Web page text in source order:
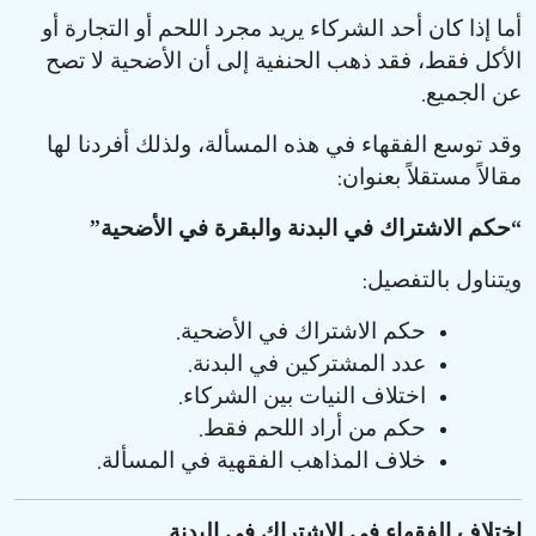
أما إذا كان أحد الشركاء يريد مجرد اللحم أو التجارة أو
الأكل فقط، فقد ذهب الحنفية إلى أن الأضحية لا تصح
عن الجميع.
وقد توسع الفقهاء في هذه المسألة، ولذلك أفردنا لها
مقالاً مستقلاً بعنوان:
“حكم الاشتراك في البدنة والبقرة في الأضحية”
ويتناول بالتفصيل:
حكم الاشتراك في الأضحية.
عدد المشتركين في البدنة.
اختلاف النيات بين الشركاء.
حكم من أراد اللحم فقط.
خلاف المذاهب الفقهية في المسألة.